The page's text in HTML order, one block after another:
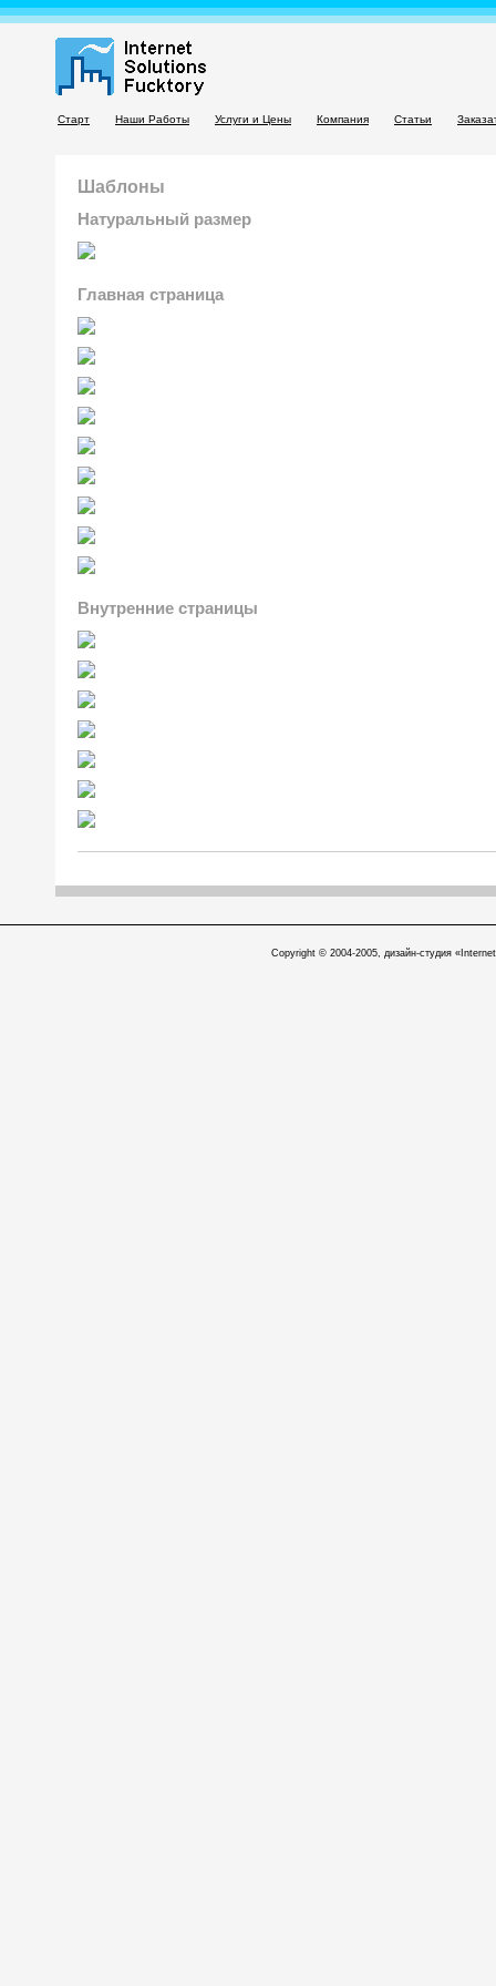
Старт Наши Работы Услуги и Цены Компания Статьи
Шаблоны
Натуральный размер
Главная страница
Внутренние страницы
Copyright © 2004-2005, дизайн-студия